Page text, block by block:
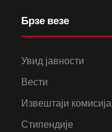
Брзе везе
Увид јавности
Вести
Извештаји комисија
Стипендије